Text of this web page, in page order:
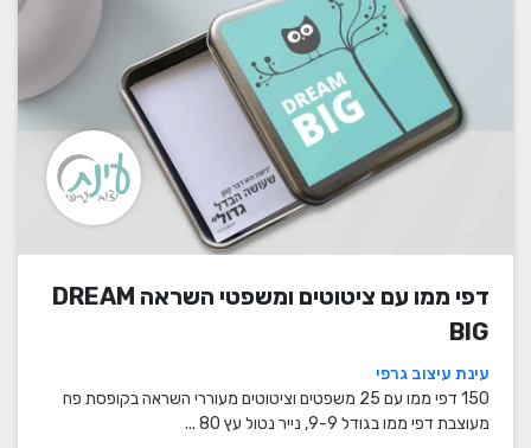
דפי ממו עם ציטוטים ומשפטי השראה DREAM
BIG
עינת עיצוב גרפי
150 דפי ממו עם 25 משפטים וציטוטים מעוררי השראה בקופסת פח
מעוצבת דפי ממו בגודל 9-9, נייר נטול עץ 80 ...